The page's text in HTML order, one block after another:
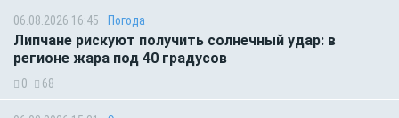
06.08.2026 16:45 Погода
Липчане рискуют получить солнечный удар: в
регионе жара под 40 градусов
0 68